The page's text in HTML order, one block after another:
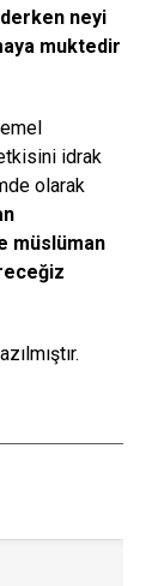
derken neyi
muktedir
idrak
olarak
müslüman